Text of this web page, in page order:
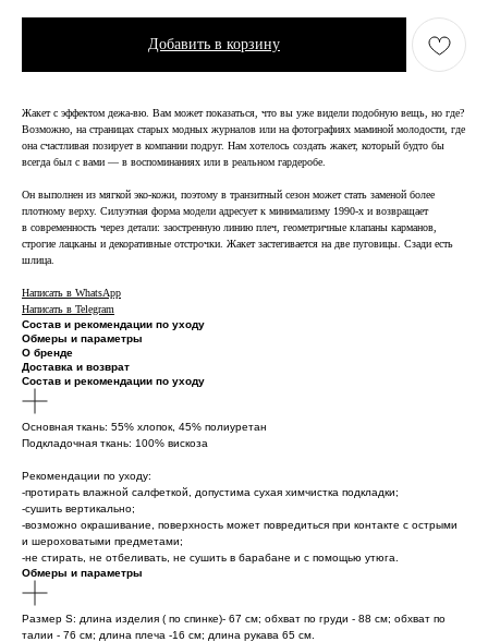
Добавить в корзину
Жакет с эффектом дежа-вю. Вам может показаться, что вы уже видели подобную вещь, но где?
Возможно, на страницах старых модных журналов или на фотографиях маминой молодости, где
она счастливая позирует в компании подруг. Нам хотелось создать жакет, который будто бы
всегда был с вами — в воспоминаниях или в реальном гардеробе.
Он выполнен из мягкой эко-кожи, поэтому в транзитный сезон может стать заменой более
плотному верху. Силуэтная форма модели адресует к минимализму 1990-х и возвращает
в современность через детали: заостренную линию плеч, геометричные клапаны карманов,
строгие лацканы и декоративные отстрочки. Жакет застегивается на две пуговицы. Сзади есть
шлица.
Написать в WhatsApp
Написать в Telegram
Состав и рекомендации по уходу
Обмеры и параметры
О бренде
Доставка и возврат
Состав и рекомендации по уходу
Основная ткань: 55% хлопок, 45% полиуретан
Подкладочная ткань: 100% вискоза
Рекомендации по уходу:
-протирать влажной салфеткой, допустима сухая химчистка подкладки;
-сушить вертикально;
-возможно окрашивание, поверхность может повредиться при контакте с острыми
и шероховатыми предметами;
-не стирать, не отбеливать, не сушить в барабане и с помощью утюга.
Обмеры и параметры
Размер S: длина изделия ( по спинке)- 67 см; обхват по груди - 88 см; обхват по
талии - 76 см; длина плеча -16 см; длина рукава 65 см.